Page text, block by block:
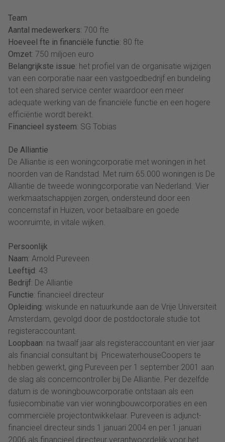
Team
Aantal medewerkers: 700 fte
Hoeveel fte in financiële functie: 80 fte
Omzet: 750 miljoen euro
Belangrijkste issue: het profiel van de organisatie wijzigen
van een corporatie naar een vastgoedbedrijf en bundeling
tot een shared service center waardoor een meer
adequate werking van de financiële functie en een hogere
efficiëntie wordt bereikt.
Financieel systeem: SG Tobias
De Alliantie
De Alliantie is een woningcorporatie met woningen in het
noorden van de Randstad. Met ruim 65.000 woningen is De
Alliantie de tweede woningcorporatie van Nederland. Vier
werkmaatschappijen zorgen, ondersteund door een
concernstaf in Huizen, voor betaalbare en goede
woonruimte, in vitale wijken.
Persoonlijk
Naam: Arnold Pureveen
Leeftijd: 43
Bedrijf: De Alliantie
Functie: financieel directeur
Opleiding: wiskunde en natuurkunde aan de Vrije Universiteit
Amsterdam, gevolgd door de postdoctorale studie tot
registeraccountant.
Loopbaan: na twaalf jaar als registeraccountant en vier jaar
als financial consultant bij PricewaterhouseCoopers te
hebben gewerkt, ging Pureveen per 1 september 2001 aan
de slag als concerncontroller bij De Alliantie. Per dezelfde
datum is de woningbouwcorporatie ontstaan als een
fusiecombinatie van vier woningbouwcorporaties en een
commerciële projectontwikkelaar. Pureveen is adjunct-
financieel directeur sinds 1 januari 2004 en per 1 januari
2006 als financieel directeur verantwoordelijk voor het